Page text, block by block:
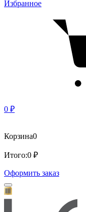
Избранное
0 ₽
Корзина0
Итого:0 ₽
Оформить заказ